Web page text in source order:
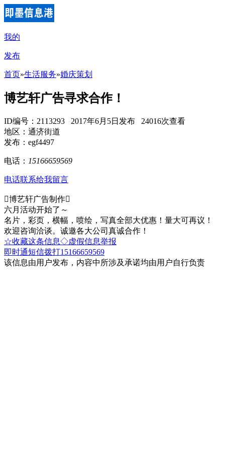
我的
发布
首页»生活服务»婚庆策划
博艺轩广告寻求合作！
ID编号：2113293 2017年6月5日发布 24016次查看
地区：通济街道
发布：egf4497
电话： 15166659569
电话联系给我留言
博艺轩广告制作
六月活动开始了～
名片，彩页，横幅，喷绘，写真全部大优惠！量大可再议！
欢迎咨询洽谈。诚邀各大公司真诚合作！
☆收藏这条信息◇虚假信息举报
即时通短信拨打15166659569
该信息由用户发布，内容中所涉及承诺均由用户自行负责